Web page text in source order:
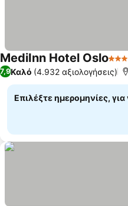
MediInn Hotel Oslo3
7,9Καλό (4.932 αξιολογήσεις)
Επιλέξτε ημερομηνίες, για